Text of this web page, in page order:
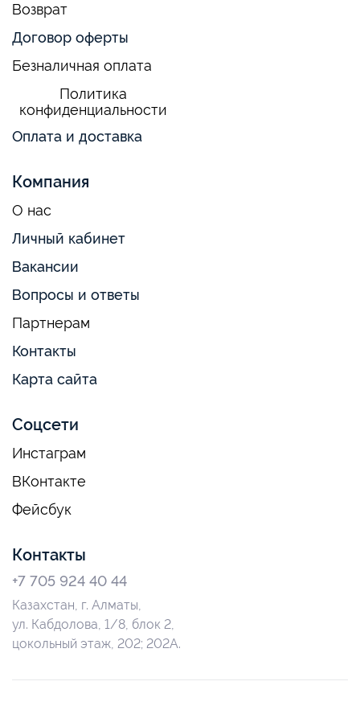
Возврат
Договор оферты
Безналичная оплата
Политика
конфиденциальности
Оплата и доставка
Компания
О нас
Личный кабинет
Вакансии
Вопросы и ответы
Партнерам
Контакты
Карта сайта
Соцсети
Инстаграм
ВКонтакте
Фейсбук
Контакты
+7 705 924 40 44
Казахстан, г. Алматы,
ул. Кабдолова, 1/8, блок 2,
цокольный этаж, 202; 202А.